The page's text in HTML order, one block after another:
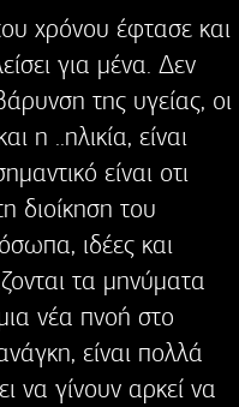
χρόνου έφτασε και
για μένα. Δεν
της υγείας, οι
η ..ηλικία, είναι
είναι οτι
διοίκηση του
ιδέες και
τα μηνύματα
νέα πνοή στο
είναι πολλά
να γίνουν αρκεί να